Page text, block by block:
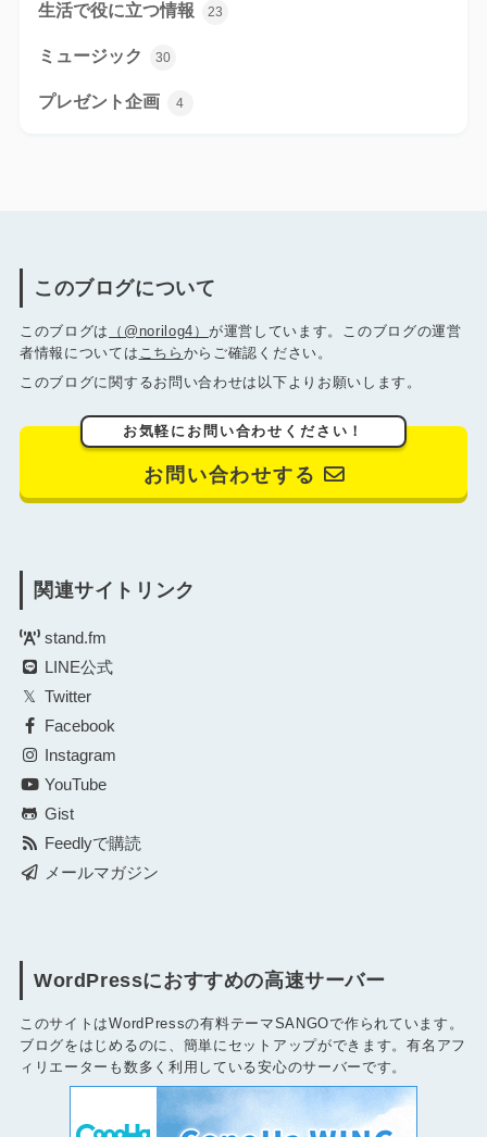
生活で役に立つ情報 23
ミュージック 30
プレゼント企画 4
このブログについて
このブログは （@norilog4） が運営しています。このブログの運営
者情報については こちら からご確認ください。
このブログに関するお問い合わせは以下よりお願いします。
お気軽にお問い合わせください！
お問い合わせする
関連サイトリンク
stand.fm
LINE公式
Twitter
Facebook
Instagram
YouTube
Gist
Feedlyで購読
メールマガジン
WordPressにおすすめの高速サーバー
このサイトはWordPressの有料テーマSANGOで作られています。
ブログをはじめるのに、簡単にセットアップができます。有名アフ
ィリエーターも数多く利用している安心のサーバーです。